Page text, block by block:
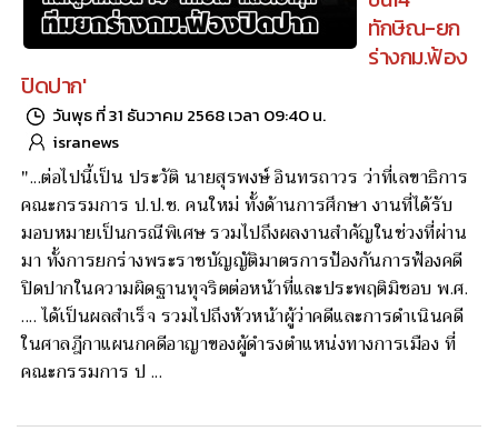
ทักษิณ-ยก
ร่างกม.ฟ้อง
ปิดปาก'
วันพุธ ที่ 31 ธันวาคม 2568 เวลา 09:40 น.
isranews
"...ต่อไปนี้เป็น ประวัติ นายสุรพงษ์ อินทรถาวร ว่าที่เลขาธิการ
คณะกรรมการ ป.ป.ช. คนใหม่ ทั้งด้านการศึกษา งานที่ได้รับ
มอบหมายเป็นกรณีพิเศษ รวมไปถึงผลงานสำคัญในช่วงที่ผ่าน
มา ทั้งการยกร่างพระราชบัญญัติมาตรการป้องกันการฟ้องคดี
ปิดปากในความผิดฐานทุจริตต่อหน้าที่และประพฤติมิชอบ พ.ศ.
.... ได้เป็นผลสำเร็จ รวมไปถึงหัวหน้าผู้ว่าคดีและการดำเนินคดี
ในศาลฎีกาแผนกคดีอาญาของผู้ดำรงตำแหน่งทางการเมือง ที่
คณะกรรมการ ป ...